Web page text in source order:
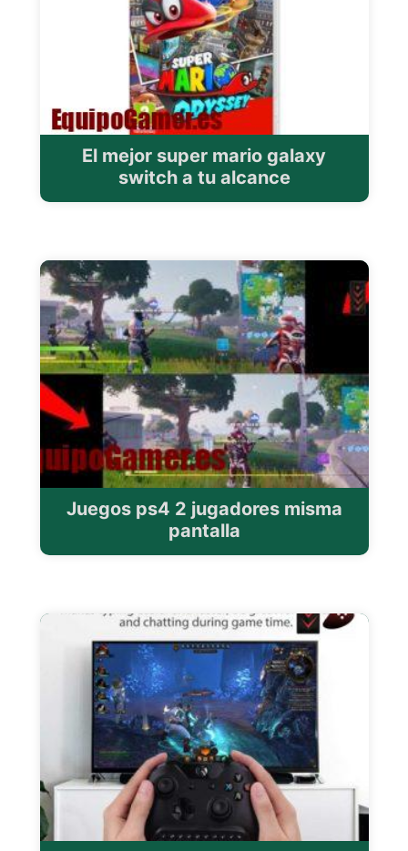
El mejor super mario galaxy
switch a tu alcance
Juegos ps4 2 jugadores misma
pantalla